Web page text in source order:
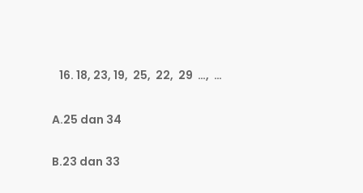
18, 23, 19, 25, 22, 29 …, …
A.25 dan 34
B.23 dan 33